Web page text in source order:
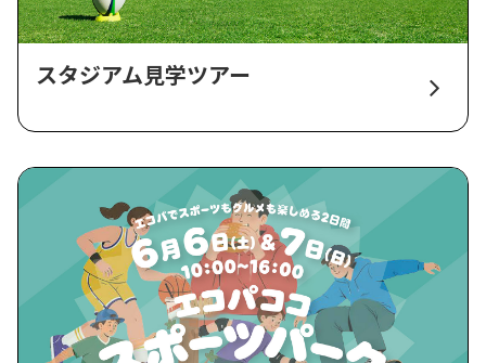
スタジアム見学ツアー